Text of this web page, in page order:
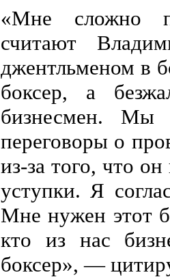
«Мне сложно
считают
джентльменом в
боксер, а
бизнесмен. Мы
переговоры о
из-за того, что
уступки. Я
Мне нужен этот
кто из нас
боксер», —